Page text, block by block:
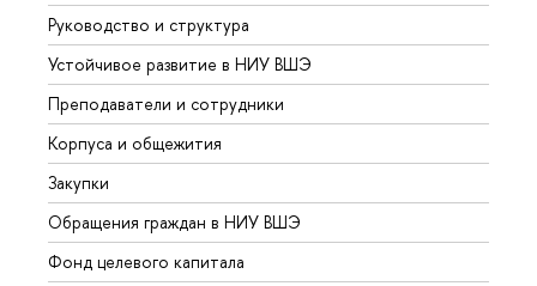
Руководство и структура
Устойчивое развитие в НИУ ВШЭ
Преподаватели и сотрудники
Корпуса и общежития
Закупки
Обращения граждан в НИУ ВШЭ
Фонд целевого капитала